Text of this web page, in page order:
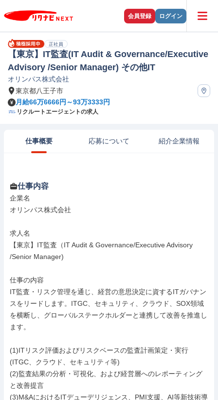
会員登録 ログイン
正社員
【東京】IT監査(IT Audit & Governance/Executive
Advisory /Senior Manager) その他IT
オリンパス株式会社
東京都八王子市
月給66万6666円～93万3333円
リクルートエージェントの求人
仕事概要 応募について 紹介企業情報
仕事内容
企業名
オリンパス株式会社
求人名
【東京】IT監査（IT Audit & Governance/Executive Advisory
/Senior Manager)
仕事の内容
IT監査・リスク管理を通じ、経営の意思決定に資するITガバナン
スをリードします。ITGC、セキュリティ、クラウド、SOX領域
を横断し、グローバルステークホルダーと連携して改善を推進し
ます。
(1)ITリスク評価およびリスクベースの監査計画策定・実行
(ITGC、クラウド、セキュリティ等)
(2)監査結果の分析・可視化、および経営層へのレポーティング
と改善提言
(3)M&AにおけるITデューデリジェンス、PMI支援、AI等新技術導